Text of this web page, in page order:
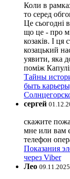
Коли в
то серед
Це сьогодні
що це - про
козаків. І ця
козацький
уявити, яка
поміж
Тайны
быть
сергей
скажите
мне или вам
телефон
Показания
через Viber
Лео